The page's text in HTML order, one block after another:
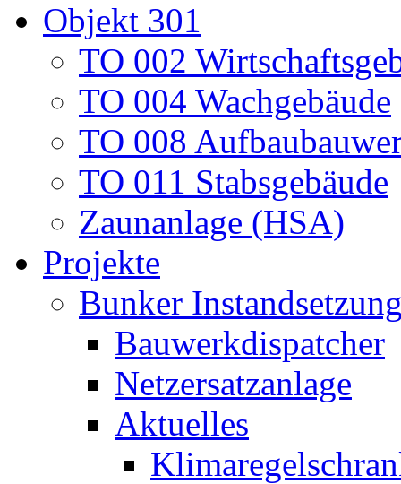
Objekt 301
TO 002
TO 004 Wachgebäude
TO 008
TO 011 Stabsgebäude
Zaunanlage (HSA)
Projekte
Bunker
Bauwerkdispatcher
Netzersatzanlage
Aktuelles